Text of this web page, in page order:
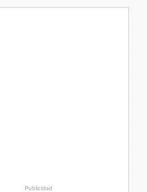
Publicidad